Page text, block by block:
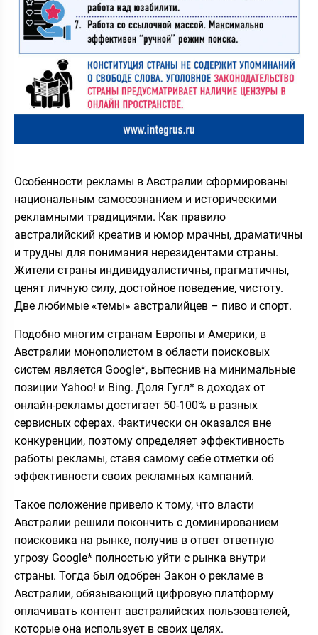
Особенности рекламы в Австралии сформированы
национальным самосознанием и историческими
рекламными традициями. Как правило
австралийский креатив и юмор мрачны, драматичны
и трудны для понимания нерезидентами страны.
Жители страны индивидуалистичны, прагматичны,
ценят личную силу, достойное поведение, чистоту.
Две любимые «темы» австралийцев – пиво и спорт.
Подобно многим странам Европы и Америки, в
Австралии монополистом в области поисковых
систем является Google*, вытеснив на минимальные
позиции Yahoo! и Bing. Доля Гугл* в доходах от
онлайн-рекламы достигает 50-100% в разных
сервисных сферах. Фактически он оказался вне
конкуренции, поэтому определяет эффективность
работы рекламы, ставя самому себе отметки об
эффективности своих рекламных кампаний.
Такое положение привело к тому, что власти
Австралии решили покончить с доминированием
поисковика на рынке, получив в ответ ответную
угрозу Google* полностью уйти с рынка внутри
страны. Тогда был одобрен Закон о рекламе в
Австралии, обязывающий цифровую платформу
оплачивать контент австралийских пользователей,
которые она использует в своих целях.